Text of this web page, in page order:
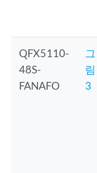
QFX5110-
48S-
FANAFO
그
림
3